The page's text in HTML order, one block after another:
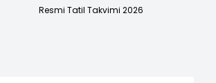
Resmi Tatil Takvimi 2026